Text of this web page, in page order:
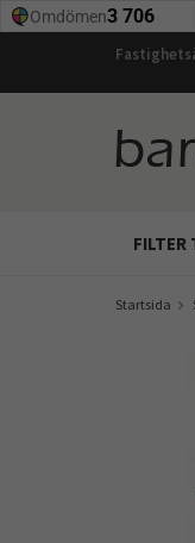
FILTER
Startsida